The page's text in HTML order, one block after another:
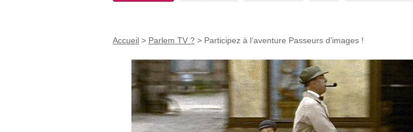
Accueil > Parlem TV ? > Participez à l’aventure Passeurs d’images !